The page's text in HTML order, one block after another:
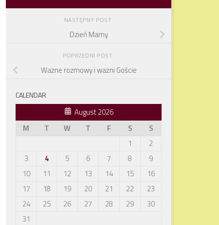
NASTĘPNY POST
Dzień Mamy
POPRZEDNI POST
Ważne rozmowy i ważni Goście
CALENDAR
August 2026
M
T W T F S
S
1
2
3
4 5 6 7 8
9
10
11 12 13 14 15
16
17
18 19 20 21 22
23
24
25 26 27 28 29
30
31